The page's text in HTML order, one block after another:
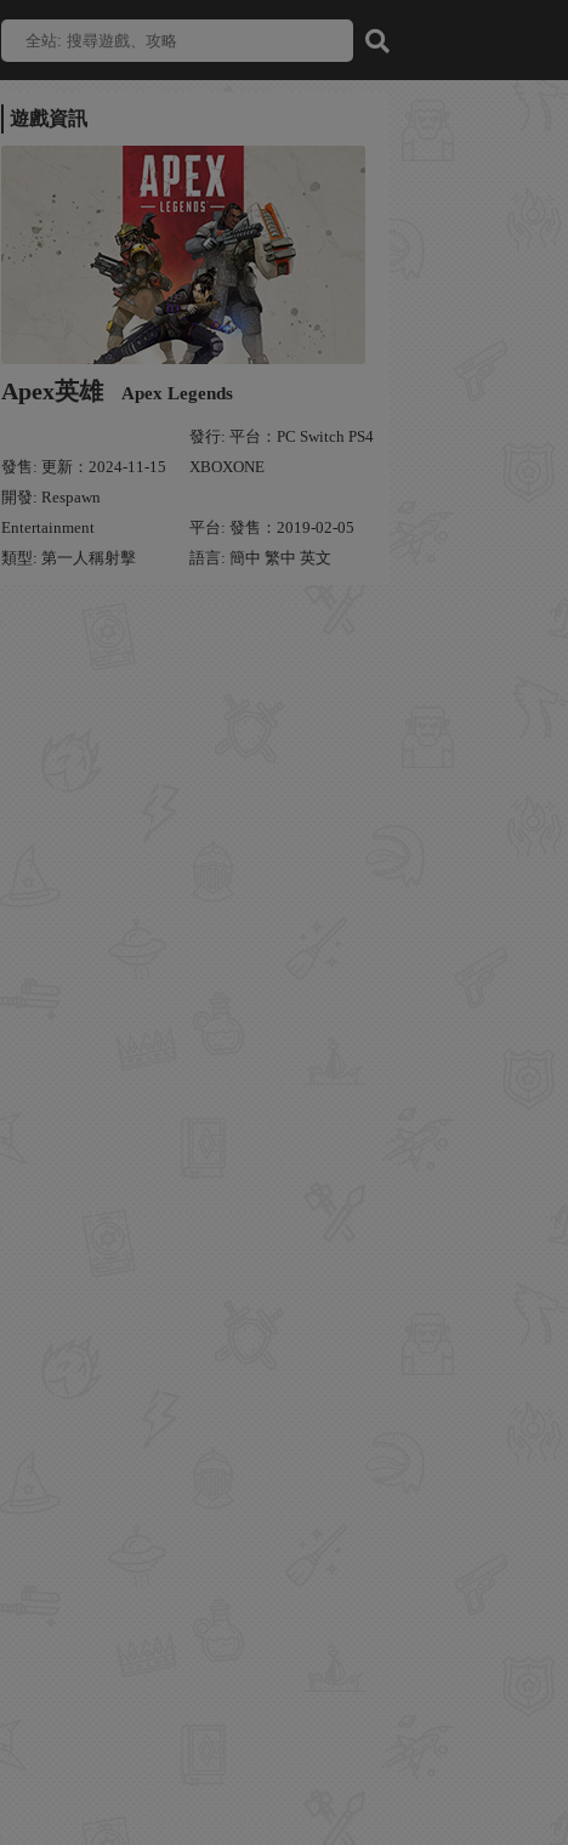
遊戲資訊
Apex英雄 Apex Legends
發售: 更新：2024-11-15
發行: 平台：PC Switch PS4
XBOXONE
開發: Respawn
Entertainment
平台: 發售：2019-02-05
類型: 第一人稱射擊
語言: 簡中 繁中 英文